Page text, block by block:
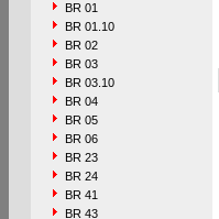
BR 01
BR 01.10
BR 02
BR 03
BR 03.10
BR 04
BR 05
BR 06
BR 23
BR 24
BR 41
BR 43